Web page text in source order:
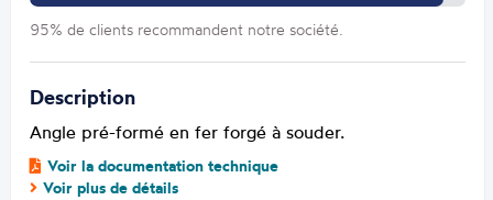
95% de clients recommandent notre société.
Description
Angle pré-formé en fer forgé à souder.
Voir la documentation technique
Voir plus de détails